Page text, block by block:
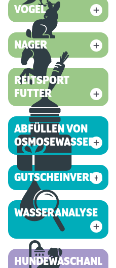
VOGEL
NAGER
REITSPORT
FUTTER
ABFÜLLEN VON
OSMOSEWASSER
GUTSCHEINVERKAUF
WASSERANALYSE
HUNDEWASCHANLAGE